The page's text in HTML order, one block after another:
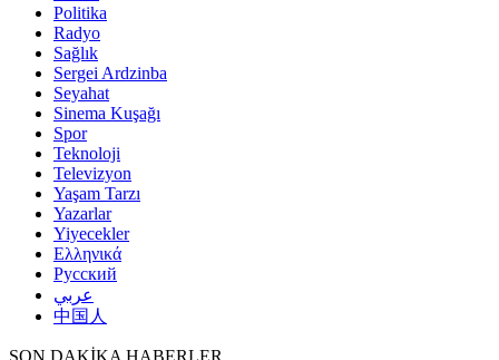
Politika
Radyo
Sağlık
Sergei Ardzinba
Seyahat
Sinema Kuşağı
Spor
Teknoloji
Televizyon
Yaşam Tarzı
Yazarlar
Yiyecekler
Ελληνικά
Русский
عربي
中国人
SON DAKİKA HABERLER